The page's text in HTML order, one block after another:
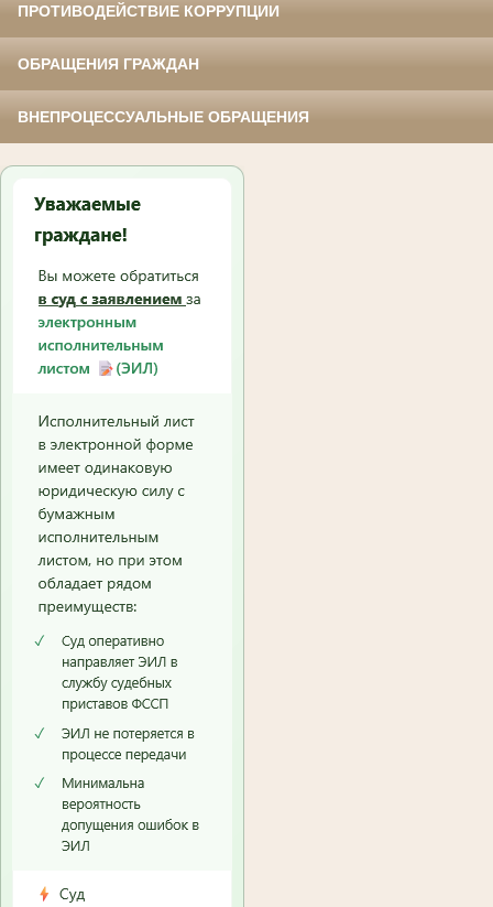
ПРОТИВОДЕЙСТВИЕ КОРРУПЦИИ
ОБРАЩЕНИЯ ГРАЖДАН
ВНЕПРОЦЕССУАЛЬНЫЕ ОБРАЩЕНИЯ